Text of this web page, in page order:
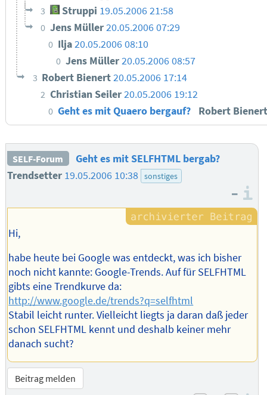
3 Struppi 19.05.2006 21:58
0 Jens Müller20.05.2006 07:29
0 Ilja20.05.2006 08:10
0 Jens Müller20.05.2006 08:57
3 Robert Bienert20.05.2006 17:14
2 Christian Seiler20.05.2006 19:12
0 Geht es mit Quaero bergauf? Robert
SELF-Forum
Geht es mit SELFHTML bergab?
Trendsetter 19.05.2006 10:38 sonstiges
–
Hi,
habe heute bei Google was entdeckt, was ich bisher
noch nicht kannte: Google-Trends. Auf für SELFHTML
gibts eine Trendkurve da:
http://www.google.de/trends?q=selfhtml
Stabil leicht runter. Vielleicht liegts ja daran daß jeder
schon SELFHTML kennt und deshalb keiner mehr
danach sucht?
Beitrag melden